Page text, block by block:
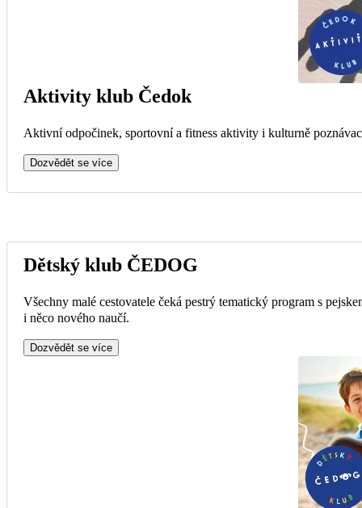
Aktivity klub Čedok
Aktivní odpočinek, sportovní a fitness aktivity i kulturně
Dozvědět se více
Dětský klub ČEDOG
Všechny malé cestovatele čeká pestrý tematický program s
i něco nového naučí.
Dozvědět se více